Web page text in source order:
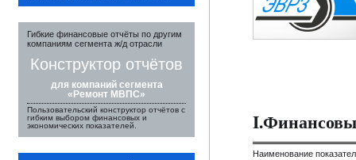
Гибкие финансовые отчёты по другим
компаниям сегмента ж/д отрасли
Конструктор отчётов
для компаний сегмента
«Ремонт МВПС»
Пользовательский конструктор отчётов с
гибким выбором финансовых и
экономических показателей.
Наименование